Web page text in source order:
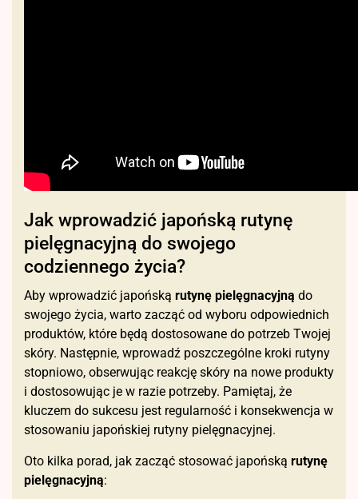
Jak wprowadzić japońską rutynę
pielęgnacyjną do swojego
codziennego życia?
Aby wprowadzić japońską rutynę pielęgnacyjną do
swojego życia, warto zacząć od wyboru odpowiednich
produktów, które będą dostosowane do potrzeb Twojej
skóry. Następnie, wprowadź poszczególne kroki rutyny
stopniowo, obserwując reakcję skóry na nowe produkty
i dostosowując je w razie potrzeby. Pamiętaj, że
kluczem do sukcesu jest regularność i konsekwencja w
stosowaniu japońskiej rutyny pielęgnacyjnej.
Oto kilka porad, jak zacząć stosować japońską rutynę
pielęgnacyjną: